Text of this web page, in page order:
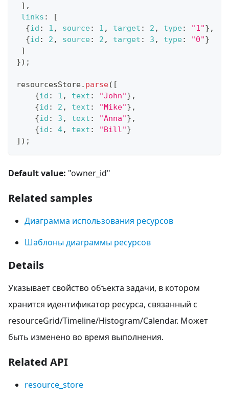
] ,
links :
[
{id : 1 , source: 1 , target : 2 , type: "1"} ,
{id : 2 , source: 2 , target : 3 , type: "0"}
]
}) ;
resourcesStore. parse( [
{id : 1 , text : "John"} ,
{id : 2 , text : "Mike"} ,
{id : 3 , text : "Anna"} ,
{id : 4, text : "Bill"}
] ) ;
Default value: "owner_id"
Related samples
Диаграмма использования ресурсов
Шаблоны диаграммы ресурсов
Details
Указывает свойство объекта задачи, в котором
хранится идентификатор ресурса, связанный с
resourceGrid/Timeline/Histogram/Calendar. Может
быть изменено во время выполнения.
Related API
resource_store